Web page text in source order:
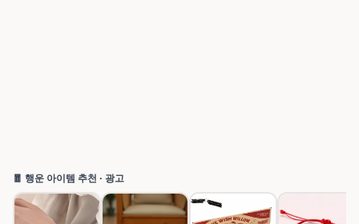
🧧 행운 아이템 추천 · 광고